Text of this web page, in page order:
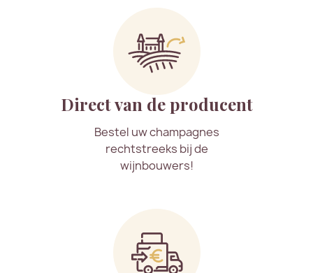
Direct van de producent
Bestel uw champagnes
rechtstreeks bij de
wijnbouwers!